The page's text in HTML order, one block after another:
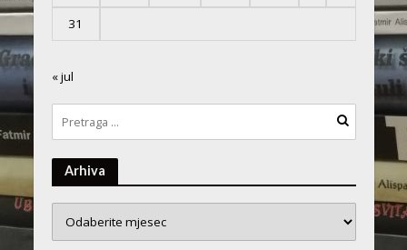
31
« jul
Arhiva